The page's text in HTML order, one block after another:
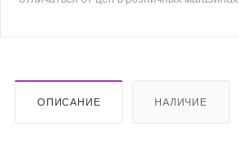
ОПИСАНИЕ НАЛИЧИЕ